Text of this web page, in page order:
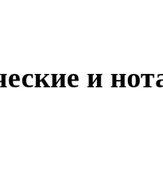
и